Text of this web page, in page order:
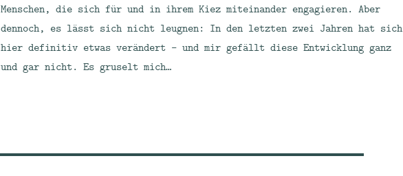
Menschen, die sich für und in ihrem Kiez miteinander engagieren. Aber
dennoch, es lässt sich nicht leugnen: In den letzten zwei Jahren hat sich
hier definitiv etwas verändert – und mir gefällt diese Entwicklung ganz
und gar nicht. Es gruselt mich…